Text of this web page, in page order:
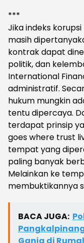
***
Jika indeks
masih
kontrak dapat
politik, dan
International
administratif.
hukum mungkin
tentu dipercaya.
terdapat prinsip
goes where trust
tempat yang
paling banyak
Melainkan ke
membuktikannya
BACA JUGA: